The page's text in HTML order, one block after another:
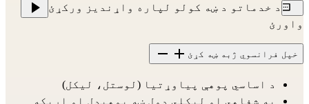
د خدماتو د ښه کولو لپاره واړندیز ورکړئ
واورئ
خپل فرانسوي ژبه ښه کړئ
د اساسي پوهې پیاوړتیا (لوستل، لیکل)